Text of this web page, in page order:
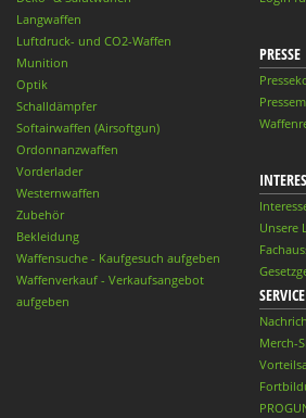
Langwaffen
Luftdruck- und CO2-Waffen
Munition
Optik
Schalldämpfer
Softairwaffen (Airsoftgun)
Ordonnanzwaffen
Vorderlader
Westernwaffen
Zubehör
Bekleidung
Waffensuche - Kaufgesuch aufgeben
Waffenverkauf - Verkaufsangebot
aufgeben
PRESSE
Unsere
SERVICE
Merch-